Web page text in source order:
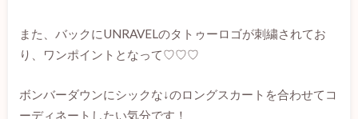
また、バックにUNRAVELのタトゥーロゴが刺繍されてお
り、ワンポイントとなって♡♡♡
ボンバーダウンにシックな↓のロングスカートを合わせてコ
ーディネートしたい気分です！